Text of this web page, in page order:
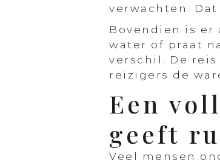
verwachten.
Bovendien is
water of praat
verschil. De
reizigers de
Een
geeft
Veel mensen